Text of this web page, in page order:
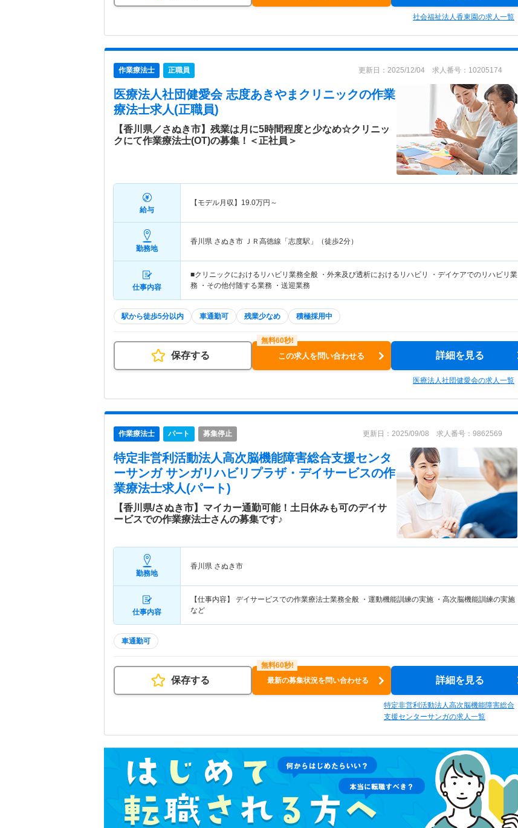
社会福祉法人香東園の求人一覧
作業療法士 正職員 更新日：2025/12/04 求人番号：10205174
医療法人社団健愛会 志度あきやまクリニックの作業
療法士求人(正職員)
【香川県／さぬき市】残業は月に5時間程度と少なめ☆クリニッ
クにて作業療法士(OT)の募集！＜正社員＞
給与
【モデル月収】 19.0万円～
勤務地
香川県 さぬき市 ＪＲ高徳線「志度駅」（徒歩2分）
仕事内容
■クリニックにおけるリハビリ業務全般 ・外来及び透析におけるリハビリ ・デイケアでのリハビリ業
務 ・その他付随する業務 ・送迎業務
駅から徒歩5分以内 車通勤可 残業少なめ 積極採用中
保存する この求人を問い合わせる 詳細を見る
医療法人社団健愛会の求人一覧
作業療法士 パート 募集停止 更新日：2025/09/08 求人番号：9862569
特定非営利活動法人高次脳機能障害総合支援センタ
ーサンガ サンガリハビリプラザ・デイサービスの作
業療法士求人(パート)
【香川県/さぬき市】マイカー通勤可能！土日休みも可のデイサ
ービスでの作業療法士さんの募集です♪
勤務地
香川県 さぬき市
仕事内容
【仕事内容】 デイサービスでの作業療法士業務全般 ・運動機能訓練の実施 ・高次脳機能訓練の実施
など
車通勤可
保存する 最新の募集状況を問い合わせる 詳細を見る
特定非営利活動法人高次脳機能障害総合
支援センターサンガの求人一覧